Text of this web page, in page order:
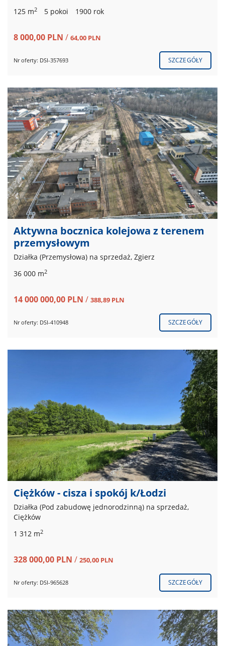
125 m2 5 pokoi 1900 rok
8 000,00 PLN / 64,00 PLN
Nr oferty: DSI-357693 SZCZEGÓŁY
Aktywna bocznica kolejowa z terenem
przemysłowym
Działka (Przemysłowa) na sprzedaż, Zgierz
36 000 m2
14 000 000,00 PLN / 388,89 PLN
Nr oferty: DSI-410948 SZCZEGÓŁY
Ciężków - cisza i spokój k/Łodzi
Działka (Pod zabudowę jednorodzinną) na sprzedaż,
Ciężków
1 312 m2
328 000,00 PLN / 250,00 PLN
Nr oferty: DSI-965628 SZCZEGÓŁY